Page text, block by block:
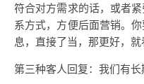
符合对方需求的话，或者
系方式，方便后面营销。
息，直接了当，那更好，就
第三种客人回复：我们有长